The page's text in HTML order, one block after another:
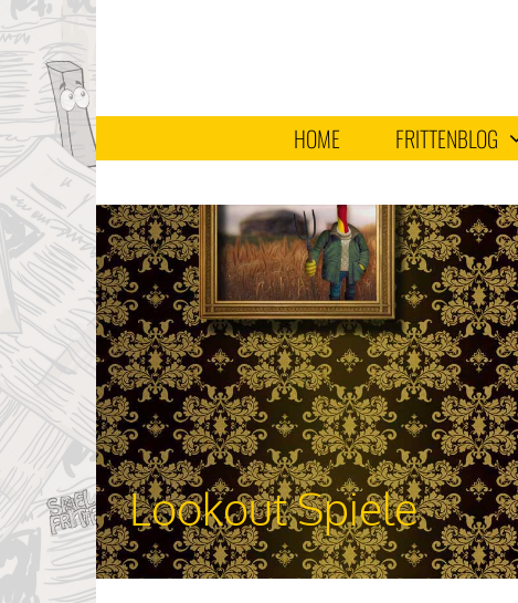
HOME FRITTENBLOG
Lookout Spiele